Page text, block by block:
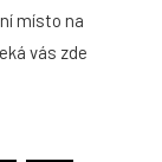
místo na
vás zde